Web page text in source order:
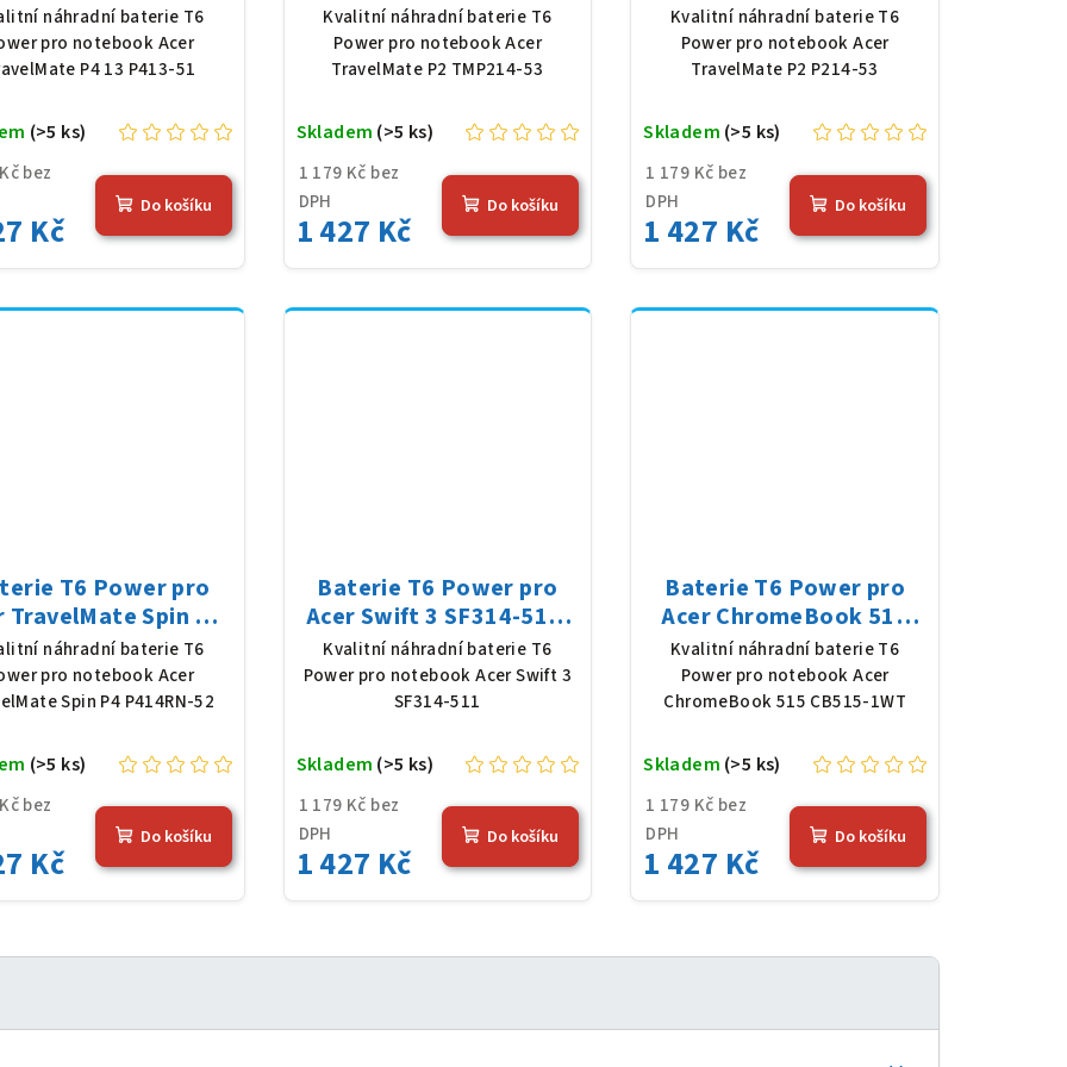
51, Li-Poly, 11,61 V,
mAh (54,36 Wh),
černá
náhradní baterie T6
pro notebook Acer
P4 13 P413-51
bez
Kč
(>5 ks)
Do košíku
TMP214-53, Li-Poly,
11,61 V, 4683 mAh (54,36
Wh), černá
Kvalitní náhradní baterie T6
Power pro notebook Acer
TravelMate P2 TMP214-53
1 179 Kč bez
DPH
1 427 Kč
Skladem (>5 ks)
Do košíku
P214-53, Li-Poly, 11,61 V,
4683 mAh (54,36 Wh),
černá
Kvalitní náhradní baterie T6
Power pro notebook Acer
TravelMate P2 P214-53
1 179 Kč bez
DPH
1 427 Kč
Skladem (>5 ks)
Do košíku
T6 Power pro
TravelMate Spin P4
52, Li-Poly,
V, 4683 mAh (54,36
Wh), černá
náhradní baterie T6
pro notebook Acer
Spin P4 P414RN-52
bez
Kč
(>5 ks)
Do košíku
Baterie T6 Power pro
Acer Swift 3 SF314-511,
Li-Poly, 11,61 V, 4683
mAh (54,36 Wh), černá
Kvalitní náhradní baterie T6
Power pro notebook Acer Swift 3
SF314-511
1 179 Kč bez
DPH
1 427 Kč
Skladem (>5 ks)
Do košíku
Baterie T6 Power pro
Acer ChromeBook 515
CB515-1WT, Li-Poly,
11,61 V, 4683 mAh (54,36
Wh), černá
Kvalitní náhradní baterie T6
Power pro notebook Acer
ChromeBook 515 CB515-1WT
1 179 Kč bez
DPH
1 427 Kč
Skladem (>5 ks)
Do košíku